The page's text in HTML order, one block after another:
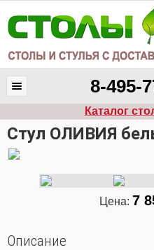
8-495-
Каталог
Стул ОЛИВИЯ
Цена: 7
Описание